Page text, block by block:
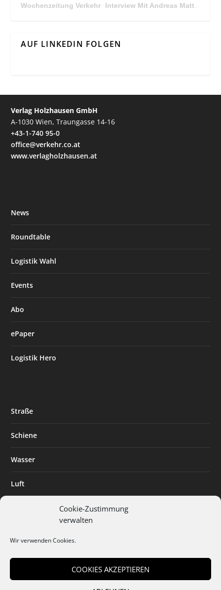
Cookie-Zustimmung
verwalten
Wir verwenden Cookies.
COOKIES AKZEPTIEREN
Wochenzeitung Verkehr · Interview Mit Andreas Matthä, CEO der ÖBB Holding
AUF LINKEDIN FOLGEN
Verlag Holzhausen GmbH
A-1030 Wien, Traungasse 14-16
+43-1-740 95-0
office@verkehr.co.at
www.verlagholzhausen.at
News
Roundtable
Logistik Wahl
Events
Abo
ePaper
Logistik Hero
Straße
Schiene
Wasser
Luft
Digitalisierung